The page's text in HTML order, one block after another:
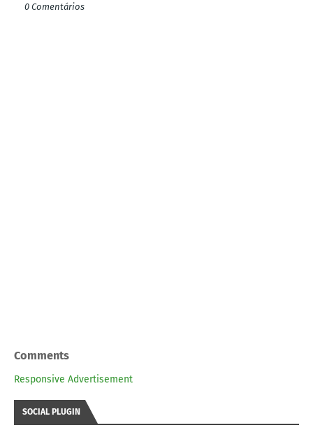
0 Comentários
Comments
Responsive Advertisement
SOCIAL PLUGIN